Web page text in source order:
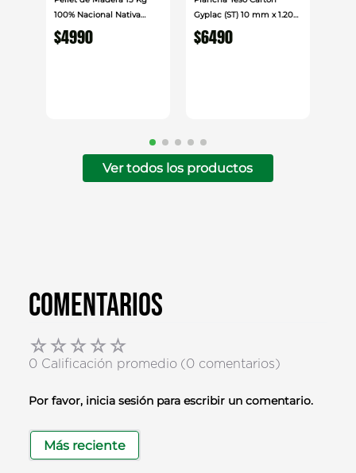
100% Nacional Nativa
Mestre
$4990
Gyplac (ST) 10 mm x 1.20
cm x 2.40cm
$6490
Ver todos los productos
Comentarios
☆☆☆☆☆
0 Calificación promedio (0 comentarios)
Por favor, inicia sesión para escribir un comentario.
Más reciente